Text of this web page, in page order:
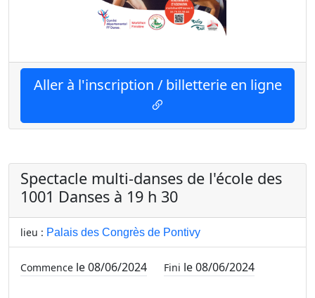
Aller à l'inscription / billetterie en ligne
Spectacle multi-danses de l'école des
1001 Danses à 19 h 30
lieu : Palais des Congrès de Pontivy
Commence le 08/06/2024 Fini le 08/06/2024